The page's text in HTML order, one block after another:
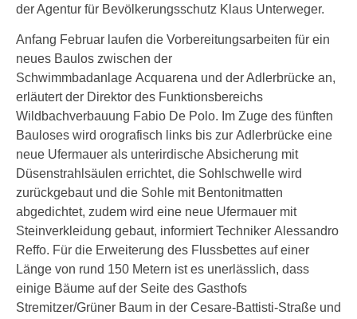
der Agentur für Bevölkerungsschutz Klaus Unterweger.
Anfang Februar laufen die Vorbereitungsarbeiten für ein
neues Baulos zwischen der
Schwimmbadanlage Acquarena und der Adlerbrücke an,
erläutert der Direktor des Funktionsbereichs
Wildbachverbauung Fabio De Polo. Im Zuge des fünften
Bauloses wird orografisch links bis zur Adlerbrücke eine
neue Ufermauer als unterirdische Absicherung mit
Düsenstrahlsäulen errichtet, die Sohlschwelle wird
zurückgebaut und die Sohle mit Bentonitmatten
abgedichtet, zudem wird eine neue Ufermauer mit
Steinverkleidung gebaut, informiert Techniker Alessandro
Reffo. Für die Erweiterung des Flussbettes auf einer
Länge von rund 150 Metern ist es unerlässlich, dass
einige Bäume auf der Seite des Gasthofs
Stremitzer/Grüner Baum in der Cesare-Battisti-Straße und